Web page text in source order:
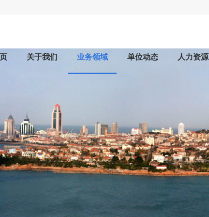
关于我们 业务领域 单位动态 人力资源